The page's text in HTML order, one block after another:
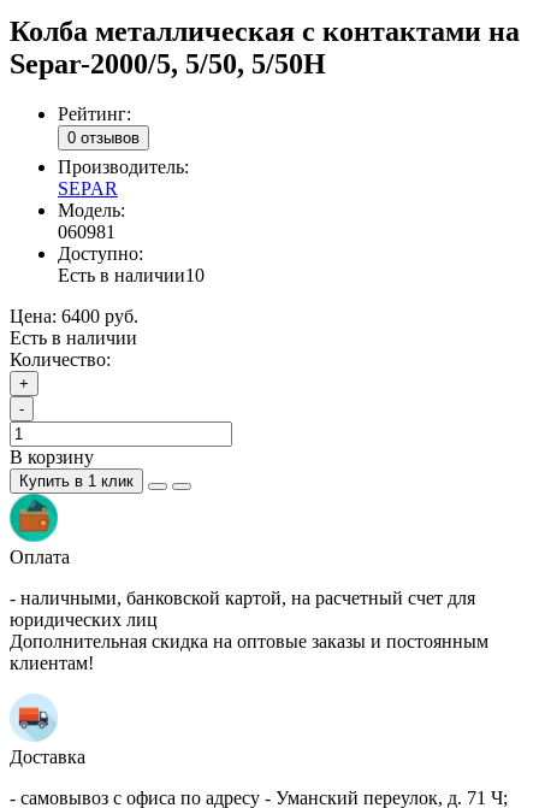
Колба металлическая c контактами на
Separ-2000/5, 5/50, 5/50H
Рейтинг:
0 отзывов
Производитель:
SEPAR
Модель:
060981
Доступно:
Есть в наличии10
Цена: 6400 руб.
Есть в наличии
Количество:
+
-
В корзину
Купить в 1 клик
Оплата
- наличными, банковской картой, на расчетный счет для
юридических лиц
Дополнительная скидка на оптовые заказы и постоянным
клиентам!
Доставка
- самовывоз с офиса по адресу - Уманский переулок, д. 71 Ч;